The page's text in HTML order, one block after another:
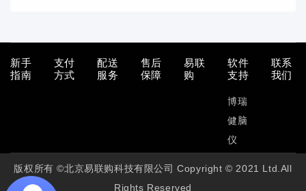
新手
指南
支付
方式
配送
服务
售后
保障
易联
购
软件
支持
博瑞
健脑
仪
联系
我们
版权所有 ©北京易联购科技有限公司 Copyright © 2021 Ltd.All
Rights Reserved